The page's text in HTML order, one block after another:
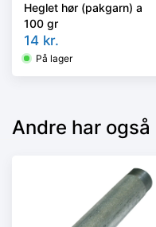
Heglet hør (pakgarn) a
100 gr
14 kr.
På lager
Andre har også